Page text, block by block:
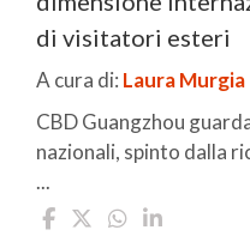
di visitatori esteri
A cura di: Laura Murgia
CBD Guangzhou
nazionali, spinto dalla
...